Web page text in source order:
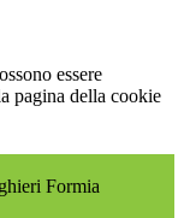
essere
pagina della cookie
Formia